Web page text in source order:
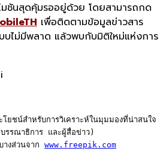
มชันสุดคุ้มรออยู่ด้วย โดยสามารถกด
เพื่อติดตามข้อมูลข่าวสาร
บไม่มีพลาด แล้วพบกับมิติใหม่แห่งการ
ยชน์สำหรับการวิเคราะห์ในมุมมองที่น่าสนใจ
รณาธิการ และผู้สื่อข่าว)
งส่วนจาก www.freepik.com